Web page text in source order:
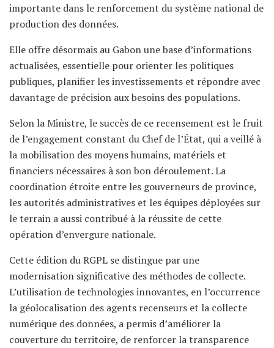
importante dans le renforcement du système national de
production des données.
Elle offre désormais au Gabon une base d’informations
actualisées, essentielle pour orienter les politiques
publiques, planifier les investissements et répondre avec
davantage de précision aux besoins des populations.
Selon la Ministre, le succès de ce recensement est le fruit
de l’engagement constant du Chef de l’État, qui a veillé à
la mobilisation des moyens humains, matériels et
financiers nécessaires à son bon déroulement. La
coordination étroite entre les gouverneurs de province,
les autorités administratives et les équipes déployées sur
le terrain a aussi contribué à la réussite de cette
opération d’envergure nationale.
Cette édition du RGPL se distingue par une
modernisation significative des méthodes de collecte.
L’utilisation de technologies innovantes, en l’occurrence
la géolocalisation des agents recenseurs et la collecte
numérique des données, a permis d’améliorer la
couverture du territoire, de renforcer la transparence